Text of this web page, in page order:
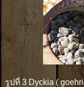
รูปที่ 3 Dyckia (